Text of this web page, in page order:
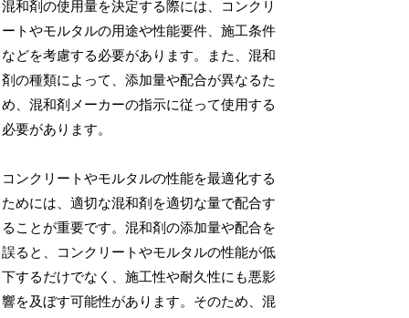
混和剤の使用量を決定する際には、コンクリ
ートやモルタルの用途や性能要件、施工条件
などを考慮する必要があります。また、混和
剤の種類によって、添加量や配合が異なるた
め、混和剤メーカーの指示に従って使用する
必要があります。
コンクリートやモルタルの性能を最適化する
ためには、適切な混和剤を適切な量で配合す
ることが重要です。混和剤の添加量や配合を
誤ると、コンクリートやモルタルの性能が低
下するだけでなく、施工性や耐久性にも悪影
響を及ぼす可能性があります。そのため、混